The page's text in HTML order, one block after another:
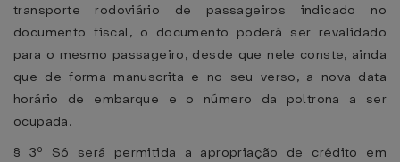
transporte rodoviário de passageiros indicado no
documento fiscal, o documento poderá ser revalidado
para o mesmo passageiro, desde que nele conste, ainda
que de forma manuscrita e no seu verso, a nova data
horário de embarque e o número da poltrona a ser
ocupada.
§ 3º Só será permitida a apropriação de crédito em